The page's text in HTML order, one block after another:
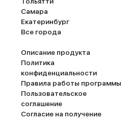
Самара
Екатеринбург
Все города
Описание продукта
Политика
конфиденциальности
Правила работы программы
Пользовательское
соглашение
Согласие на получение